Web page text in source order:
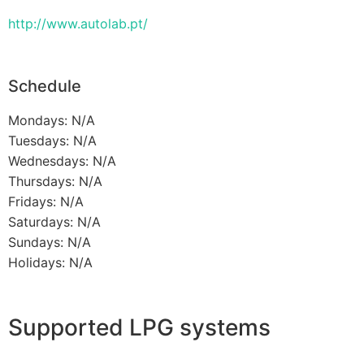
http://www.autolab.pt/
Schedule
Mondays: N/A
Tuesdays: N/A
Wednesdays: N/A
Thursdays: N/A
Fridays: N/A
Saturdays: N/A
Sundays: N/A
Holidays: N/A
Supported LPG systems